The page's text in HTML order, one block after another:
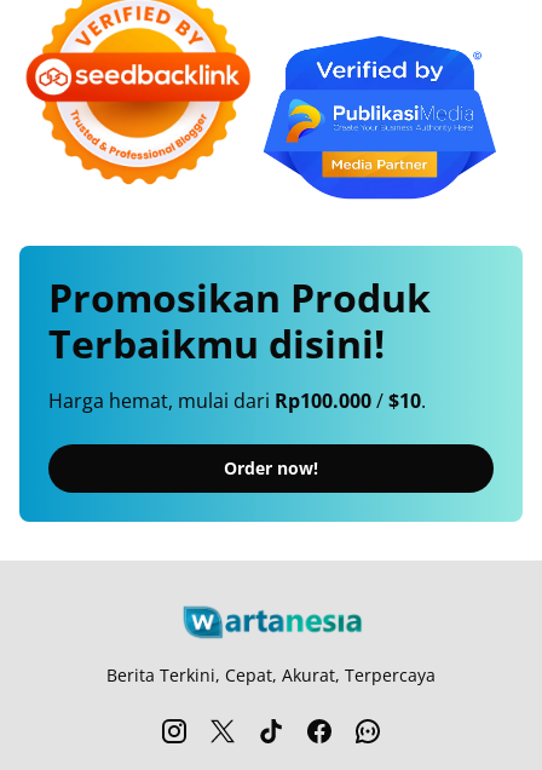
Promosikan Produk
Terbaikmu disini!
Harga hemat, mulai dari Rp100.000/$10.
Order now!
Berita Terkini, Cepat, Akurat, Terpercaya